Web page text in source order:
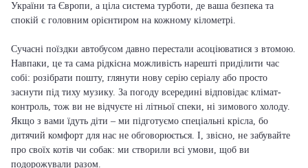
України та Європи, а ціла система турботи, де ваша безпека та
спокій є головним орієнтиром на кожному кілометрі.
Сучасні поїздки автобусом давно перестали асоціюватися з втомою.
Навпаки, це та сама рідкісна можливість нарешті приділити час
собі: розібрати пошту, глянути нову серію серіалу або просто
заснути під тиху музику. За погоду всередині відповідає клімат-
контроль, тож ви не відчуєте ні літньої спеки, ні зимового холоду.
Якщо з вами їдуть діти – ми підготуємо спеціальні крісла, бо
дитячий комфорт для нас не обговорюється. І, звісно, не забувайте
про своїх котів чи собак: ми створили всі умови, щоб ви
подорожували разом.